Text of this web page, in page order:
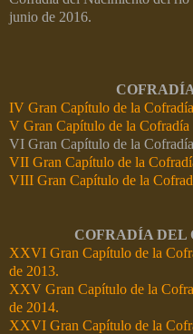
junio de 2016.
IV Gran Capítulo de la
V Gran Capítulo de la
VI Gran Capítulo de la
VII Gran Capítulo de la
VIII Gran Capítulo de la
COFRADÍA DEL
XXVI Gran Capítulo de la
de 2013.
XXV Gran Capítulo de la
de 2014.
XXVI Gran Capítulo de la